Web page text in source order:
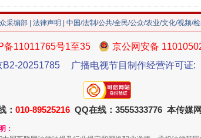
珠宝鉴定乱象
采编部 法律声明 | 中国/法制/公共/全民/公众/农业/文化/视频/
备11011765号1至35
京公网安备
B2-20251785
广播电视节目制作经营许可证:
： 010-89525216 QQ在线：3555333776 本传媒
：